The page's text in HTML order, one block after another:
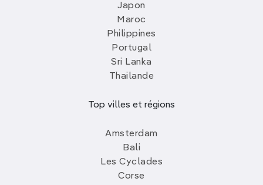
Japon
Maroc
Philippines
Portugal
Sri Lanka
Thailande
Top villes et régions
Amsterdam
Bali
Les Cyclades
Corse